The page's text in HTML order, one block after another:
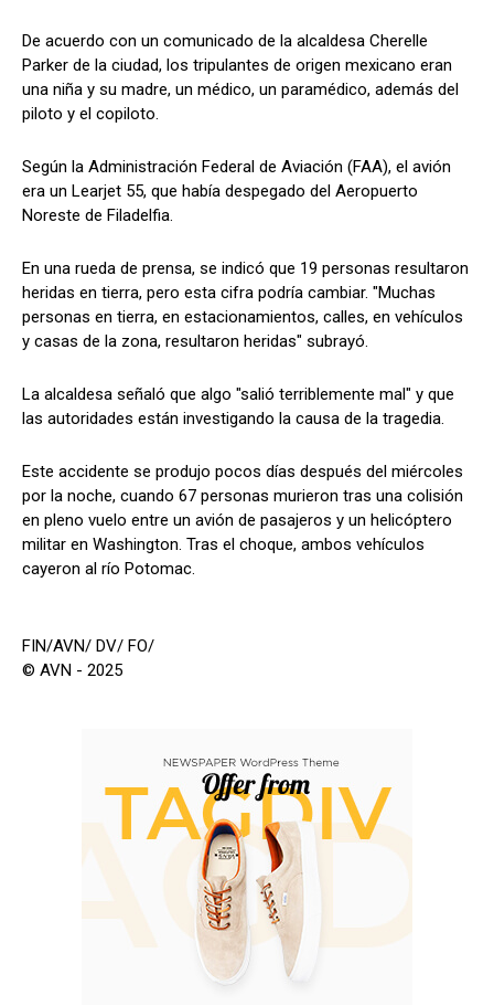
De acuerdo con un comunicado de la alcaldesa Cherelle
Parker de la ciudad, los tripulantes de origen mexicano eran
una niña y su madre, un médico, un paramédico, además del
piloto y el copiloto.
Según la Administración Federal de Aviación (FAA), el avión
era un Learjet 55, que había despegado del Aeropuerto
Noreste de Filadelfia.
En una rueda de prensa, se indicó que 19 personas resultaron
heridas en tierra, pero esta cifra podría cambiar. "Muchas
personas en tierra, en estacionamientos, calles, en vehículos
y casas de la zona, resultaron heridas" subrayó.
La alcaldesa señaló que algo "salió terriblemente mal" y que
las autoridades están investigando la causa de la tragedia.
Este accidente se produjo pocos días después del miércoles
por la noche, cuando 67 personas murieron tras una colisión
en pleno vuelo entre un avión de pasajeros y un helicóptero
militar en Washington. Tras el choque, ambos vehículos
cayeron al río Potomac.
FIN/AVN/ DV/ FO/
© AVN - 2025